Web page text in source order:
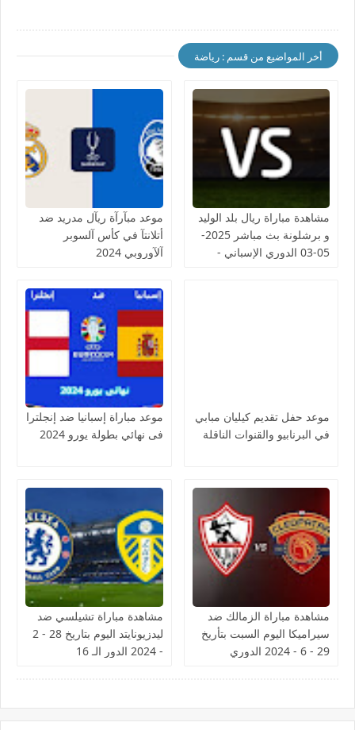
أخر المواضيع من قسم : رياضة
مشاهدة مباراة ريال بلد الوليد
و برشلونة بث مباشر 2025-
05-03 الدوري الإسباني -
موعد مبآرآة ريآل مدريد ضد
أتلانتآ في كأس آلسوبر
آلآوروبي 2024
موعد حفل تقديم كيليان مبابي
في البرنابيو والقنوات الناقلة
موعد مباراة إسبانيا ضد إنجلترا
فى نهائي بطولة يورو 2024
مشاهدة مباراة الزمالك ضد
سيراميكا اليوم السبت بتأريخ
29 - 6 - 2024 الدوري
مشاهدة مباراة تشيلسي ضد
ليدزيونايتد اليوم بتاريخ 28 - 2
- 2024 الدور الـ 16